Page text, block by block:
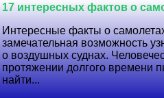
17 интересных фактов о
Интересные факты о
замечательная возможность
о воздушных суднах.
протяжении долгого времени
найти...